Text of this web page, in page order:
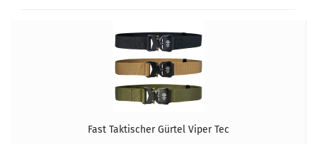
Fast Taktischer Gürtel Viper Tec